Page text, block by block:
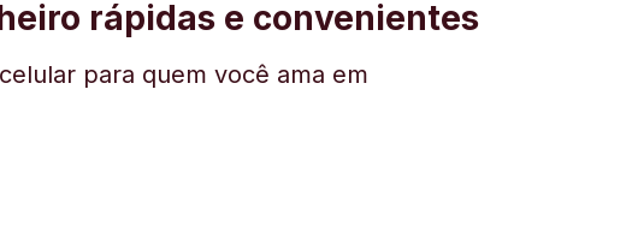
rápidas e convenientes
para quem você ama em